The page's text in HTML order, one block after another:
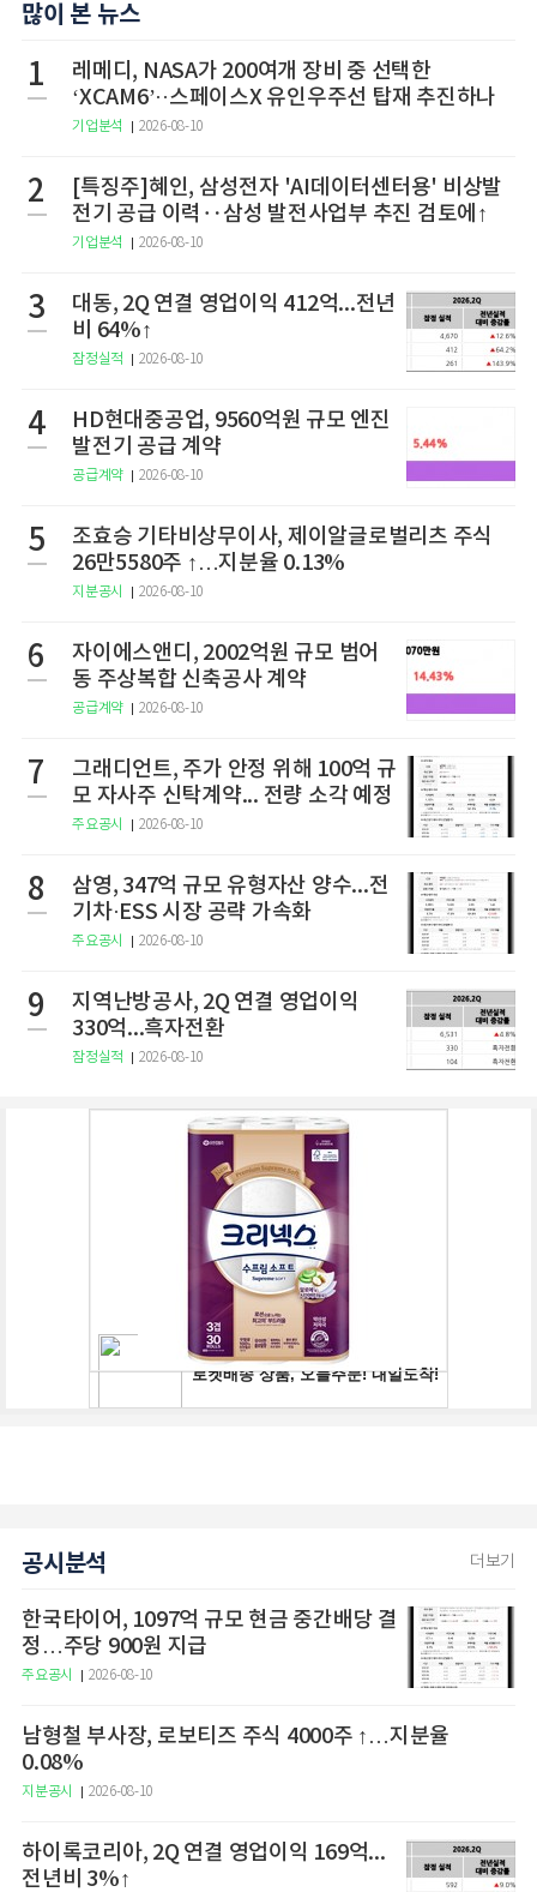
많이 본 뉴스
1
레메디, NASA가 200여개 장비 중 선택한
‘XCAM6’··스페이스X 유인우주선 탑재 추진하나
기업분석 2026-08-10
2
[특징주]혜인, 삼성전자 'AI데이터센터용' 비상발
전기 공급 이력‥삼성 발전사업부 추진 검토에↑
기업분석 2026-08-10
3
대동, 2Q 연결 영업이익 412억...전년
비 64%↑
잠정실적 2026-08-10
4
HD현대중공업, 9560억원 규모 엔진
발전기 공급 계약
공급계약 2026-08-10
5
조효승 기타비상무이사, 제이알글로벌리츠 주식
26만5580주 ↑…지분율 0.13%
지분공시 2026-08-10
6
자이에스앤디, 2002억원 규모 범어
동 주상복합 신축공사 계약
공급계약 2026-08-10
7
그래디언트, 주가 안정 위해 100억 규
모 자사주 신탁계약... 전량 소각 예정
주요공시 2026-08-10
8
삼영, 347억 규모 유형자산 양수...전
기차·ESS 시장 공략 가속화
주요공시 2026-08-10
9
지역난방공사, 2Q 연결 영업이익
330억...흑자전환
잠정실적 2026-08-10
공시분석 더보기
한국타이어, 1097억 규모 현금 중간배당 결
정…주당 900원 지급
주요공시 2026-08-10
남형철 부사장, 로보티즈 주식 4000주 ↑…지분율
0.08%
지분공시 2026-08-10
하이록코리아, 2Q 연결 영업이익 169억...
전년비 3%↑